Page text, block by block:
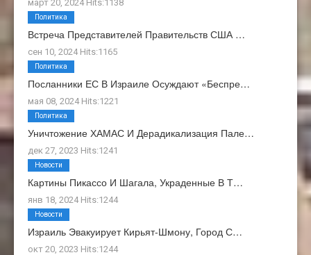
март 20, 2024 Hits:1138
Встреча Представителей Правительств США …
сен 10, 2024 Hits:1165
Политика
Посланники ЕС В Израиле Осуждают «беспре…
мая 08, 2024 Hits:1221
Политика
Уничтожение ХАМАС И Дерадикализация Пале…
дек 27, 2023 Hits:1241
Политика
Картины Пикассо И Шагала, Украденные В Т…
янв 18, 2024 Hits:1244
Новости
Израиль Эвакуирует Кирьят-Шмону, Город С…
окт 20, 2023 Hits:1244
Новости